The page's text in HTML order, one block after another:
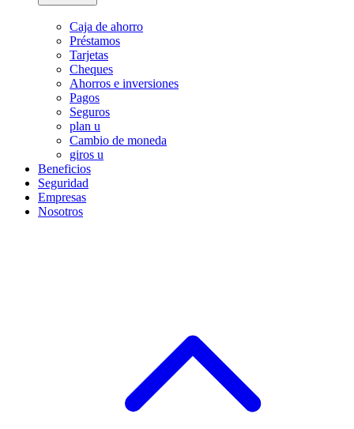
Caja de ahorro
Préstamos
Tarjetas
Cheques
Ahorros e inversiones
Pagos
Seguros
plan u
Cambio de moneda
giros u
Beneficios
Seguridad
Empresas
Nosotros